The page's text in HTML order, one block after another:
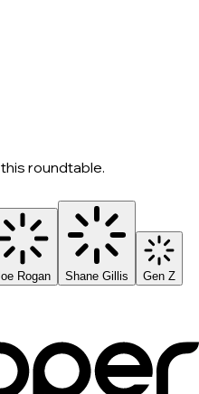
roundtable.
Rogan Shane Gillis Gen Z